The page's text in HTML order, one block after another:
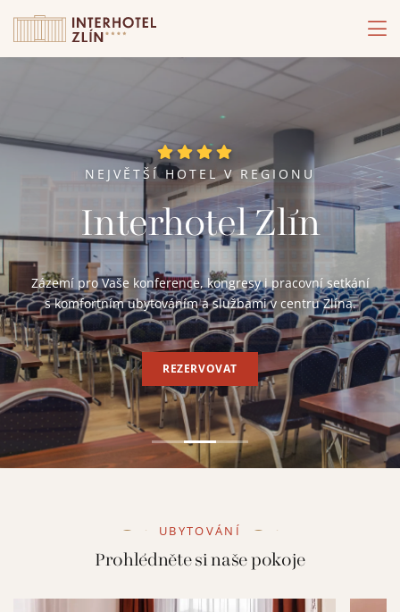
NEJVĚTŠÍ HOTEL V REGIONU
Interhotel Zlín
Zázemí pro Vaše konference, kongresy i pracovní setkání
s komfortním ubytováním a službami v centru Zlína.
REZERVOVAT
UBYTOVÁNÍ
Prohlédněte si naše pokoje